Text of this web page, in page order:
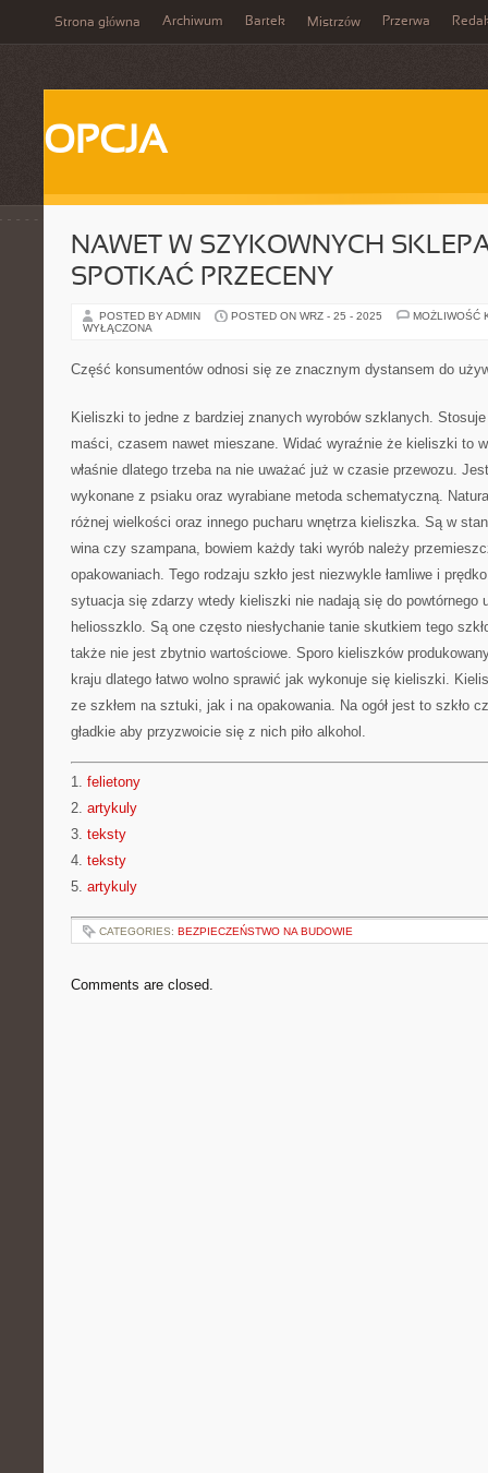
Strona główna Archiwum Bartek Mistrzów Przerwa
OPCJA
NAWET W SZYKOWNYCH
SPOTKAĆ PRZECENY
POSTED BY ADMIN POSTED ON WRZ - 25 - 2025
MOŻLIWOŚĆ
WYŁĄCZONA
Część konsumentów odnosi się ze znacznym dystansem do
Kieliszki to jedne z bardziej znanych wyrobów szklanych.
maści, czasem nawet mieszane. Widać wyraźnie że kieliszki to
właśnie dlatego trzeba na nie uważać już w czasie przewozu.
wykonane z psiaku oraz wyrabiane metoda schematyczną.
różnej wielkości oraz innego pucharu wnętrza kieliszka. Są w
wina czy szampana, bowiem każdy taki wyrób należy
opakowaniach. Tego rodzaju szkło jest niezwykle łamliwe i
sytuacja się zdarzy wtedy kieliszki nie nadają się do powtórnego
heliosszklo. Są one często niesłychanie tanie skutkiem tego
także nie jest zbytnio wartościowe. Sporo kieliszków
kraju dlatego łatwo wolno sprawić jak wykonuje się kieliszki.
ze szkłem na sztuki, jak i na opakowania. Na ogół jest to szkło
gładkie aby przyzwoicie się z nich piło alkohol.
1. felietony
2. artykuly
3. teksty
4. teksty
5. artykuly
CATEGORIES: BEZPIECZEŃSTWO NA BUDOWIE
Comments are closed.